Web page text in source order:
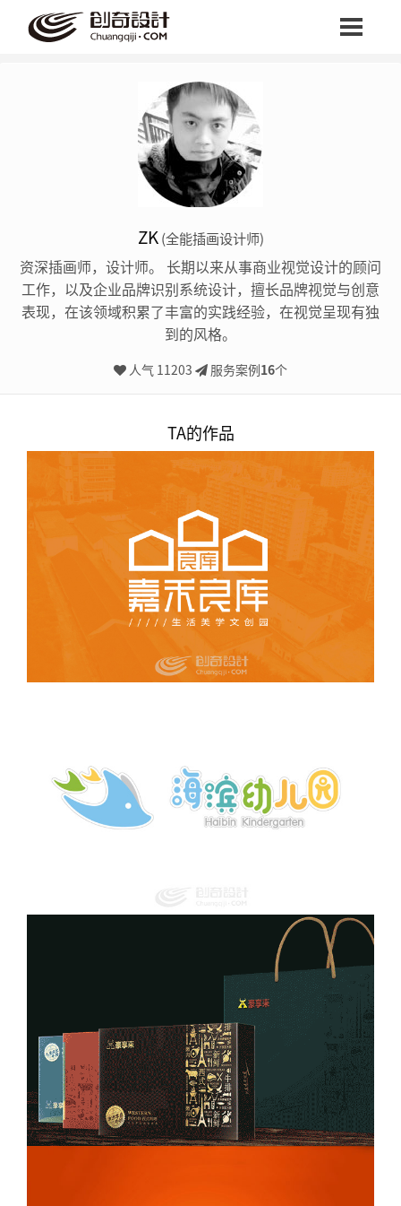
ZK(全能插画设计师)
资深插画师，设计师。 长期以来从事商业视觉设计的顾问
工作，以及企业品牌识别系统设计，擅长品牌视觉与创意
表现，在该领域积累了丰富的实践经验，在视觉呈现有独
到的风格。
人气 11203 服务案例16个
TA的作品